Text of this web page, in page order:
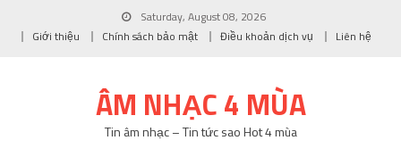
Saturday, August 08, 2026
Giới thiệu
Chính sách bảo mật Điều khoản dịch vụ Liên hệ
ÂM NHẠC 4 MÙA
Tin âm nhạc – Tin tức sao Hot 4 mùa